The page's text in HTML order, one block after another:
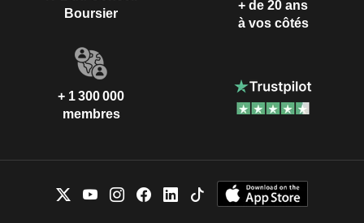
Boursier
+ de 20 ans
à vos côtés
+ 1 300 000
membres